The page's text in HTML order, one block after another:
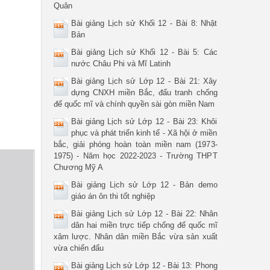
Quân
Bài giảng Lịch sử Khối 12 - Bài 8: Nhật
Bản
Bài giảng Lịch sử Khối 12 - Bài 5: Các
nước Châu Phi và Mĩ Latinh
Bài giảng Lịch sử Lớp 12 - Bài 21: Xây
dựng CNXH miền Bắc, đấu tranh chống
đế quốc mĩ và chính quyền sài gòn miền Nam
Bài giảng Lịch sử Lớp 12 - Bài 23: Khôi
phục và phát triển kinh tế - Xã hội ở miền
bắc, giải phóng hoàn toàn miền nam (1973-
1975) - Năm học 2022-2023 - Trường THPT
Chương Mỹ A
Bài giảng Lịch sử Lớp 12 - Bản demo
giáo án ôn thi tốt nghiệp
Bài giảng Lịch sử Lớp 12 - Bài 22: Nhân
dân hai miền trực tiếp chống đế quốc mĩ
xâm lược. Nhân dân miền Bắc vừa sản xuất
vừa chiến đấu
Bài giảng Lịch sử Lớp 12 - Bài 13: Phong